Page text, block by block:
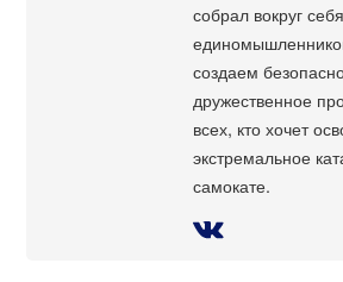
собрал вокруг себя
создаем
дружественное
всех, кто хочет
экстремальное
самокате.